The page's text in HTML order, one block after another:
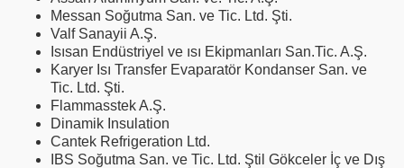
Messan Soğutma San. ve Tic. Ltd. Şti.
Valf Sanayii A.Ş.
Isısan Endüstriyel ve ısı Ekipmanları San.Tic. A.Ş.
Karyer Isı Transfer Evaparatör Kondanser San. ve
Tic. Ltd. Şti.
Flammasstek A.Ş.
Dinamik Insulation
Cantek Refrigeration Ltd.
IBS Soğutma San. ve Tic. Ltd. Ştil Gökceler İç ve Dış